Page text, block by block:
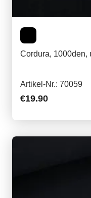
Cordura, 1000den,
Artikel-Nr.: 70059
€19.90